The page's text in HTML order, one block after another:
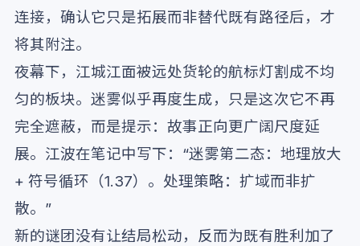
连接，确认它只是拓展而非替代既有路径后，才
将其附注。
夜幕下，江城江面被远处货轮的航标灯割成不均
匀的板块。迷雾似乎再度生成，只是这次它不再
完全遮蔽，而是提示：故事正向更广阔尺度延
展。江波在笔记中写下：“迷雾第二态：地理放大
+ 符号循环（1.37）。处理策略：扩域而非扩
散。”
新的谜团没有让结局松动，反而为既有胜利加了